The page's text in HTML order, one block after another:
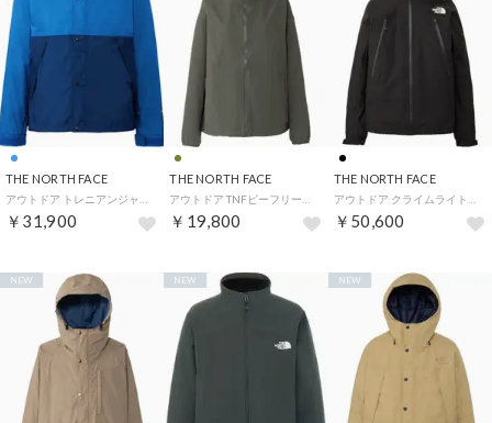
THE NORTH FACE
￥31,900
THE NORTH FACE
￥19,800
THE NORTH FACE
￥50,600
NEW NEW NEW